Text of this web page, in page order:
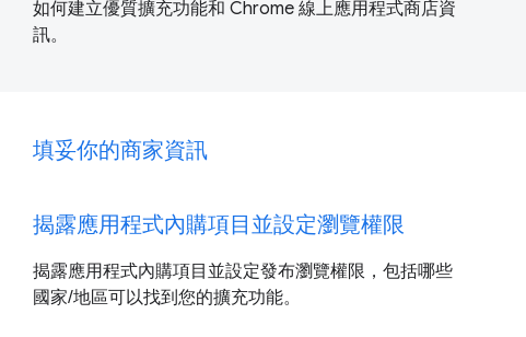
如何建立優質擴充功能和 Chrome 線上應用程式商店資
訊。
填妥你的商家資訊
揭露應用程式內購項目並設定瀏覽權限
揭露應用程式內購項目並設定發布瀏覽權限，包括哪些
國家/地區可以找到您的擴充功能。